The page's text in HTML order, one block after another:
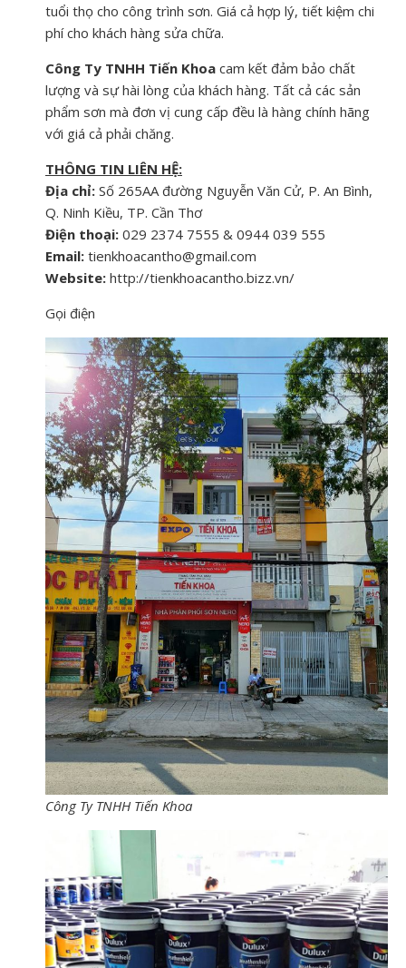
tuổi thọ cho công trình sơn. Giá cả hợp lý, tiết kiệm chi
phí cho khách hàng sửa chữa.
Công Ty TNHH Tiến Khoa cam kết đảm bảo chất
lượng và sự hài lòng của khách hàng. Tất cả các sản
phẩm sơn mà đơn vị cung cấp đều là hàng chính hãng
với giá cả phải chăng.
THÔNG TIN LIÊN HỆ:
Địa chỉ: Số 265AA đường Nguyễn Văn Cử, P. An Bình,
Q. Ninh Kiều, TP. Cần Thơ
Điện thoại: 029 2374 7555 & 0944 039 555
Email: tienkhoacantho@gmail.com
Website: http://tienkhoacantho.bizz.vn/
Gọi điện
Công Ty TNHH Tiến Khoa